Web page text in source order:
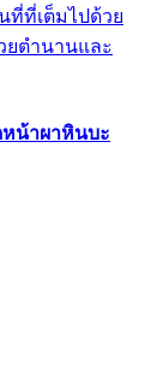
ที่ที่เต็มไปด้วย
ยตำนานและ
หน้าผาหินบะ